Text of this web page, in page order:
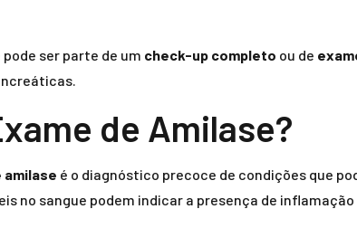
ser parte de um check-up completo ou de
de Amilase?
amilase é o diagnóstico precoce de condições que
no sangue podem indicar a presença de